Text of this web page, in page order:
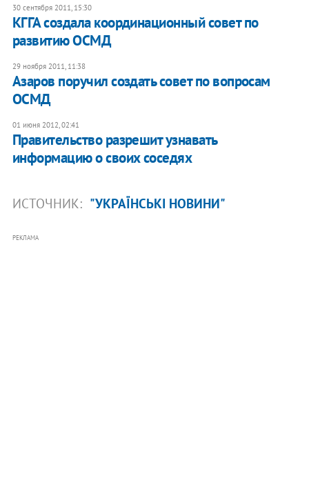
30 сентября 2011, 15:30
КГГА создала координационный совет по
развитию ОСМД
29 ноября 2011, 11:38
Азаров поручил создать совет по вопросам
ОСМД
01 июня 2012, 02:41
Правительство разрешит узнавать
информацию о своих соседях
ИСТОЧНИК: "УКРАЇНСЬКІ НОВИНИ"
РЕКЛАМА